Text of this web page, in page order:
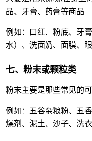
品、牙膏、药膏等商品
例如：口红、粉底、牙
水）、洗面奶、面膜、
七、粉末或颗粒类
粉末主要是那些常见的
例如：五谷杂粮粉、五
燥剂、泥土、沙子、洗